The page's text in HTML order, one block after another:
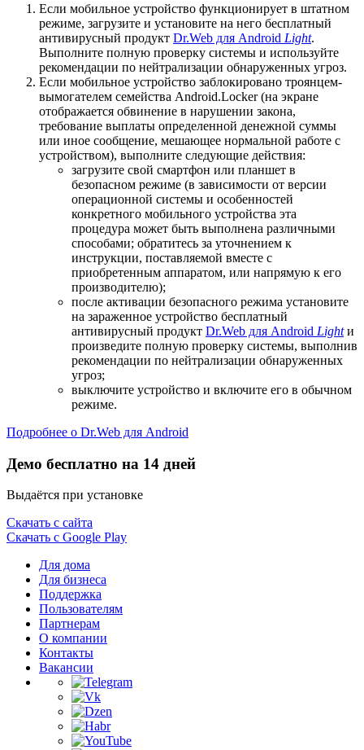
Если мобильное устройство функционирует в штатном
режиме, загрузите и установите на него бесплатный
антивирусный продукт Dr.Web для Android Light.
Выполните полную проверку системы и используйте
рекомендации по нейтрализации обнаруженных угроз.
Если мобильное устройство заблокировано троянцем-
вымогателем семейства Android.Locker (на экране
отображается обвинение в нарушении закона,
требование выплаты определенной денежной суммы
или иное сообщение, мешающее нормальной работе с
устройством), выполните следующие действия:
загрузите свой смартфон или планшет в
безопасном режиме (в зависимости от версии
операционной системы и особенностей
конкретного мобильного устройства эта
процедура может быть выполнена различными
способами; обратитесь за уточнением к
инструкции, поставляемой вместе с
приобретенным аппаратом, или напрямую к его
производителю);
после активации безопасного режима установите
на зараженное устройство бесплатный
антивирусный продукт Dr.Web для Android Lightи
произведите полную проверку системы, выполнив
рекомендации по нейтрализации обнаруженных
угроз;
выключите устройство и включите его в обычном
режиме.
Подробнее о Dr.Web для Android
Демо бесплатно на 14 дней
Выдаётся при установке
Скачать с сайта
Скачать с Google Play
Для дома
Для бизнеса
Поддержка
Пользователям
Партнерам
О компании
Контакты
Вакансии